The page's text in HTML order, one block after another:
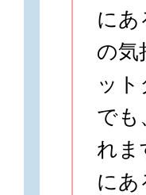
にあ
の気
ッ
でも
れま
にあ